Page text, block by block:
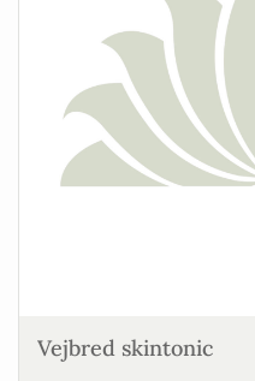
Vejbred skintonic